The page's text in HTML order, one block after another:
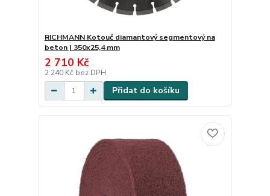
RICHMANN Kotouč diamantový segmentový na
beton | 350x25,4 mm
2 710 Kč
2 240 Kč bez DPH
Přidat do košíku